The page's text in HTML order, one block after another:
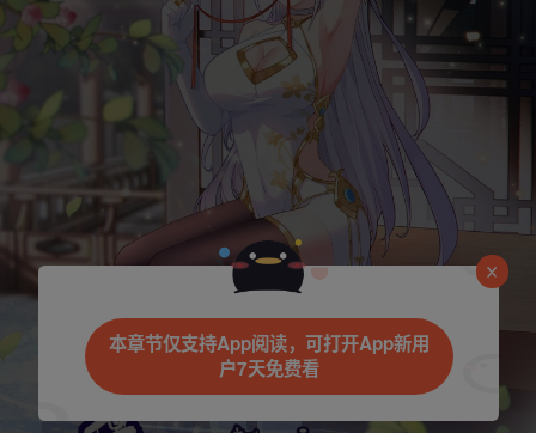
本章节仅支持App阅读，可打开App新用
户7天免费看